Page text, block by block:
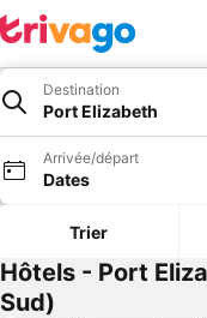
Destination
Port Elizabeth
Arrivée/départ
Dates
Trier
Hôtels - Port
Sud)